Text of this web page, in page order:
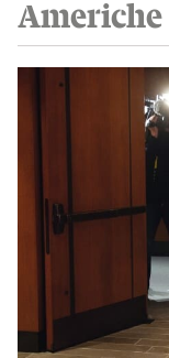
Americhe